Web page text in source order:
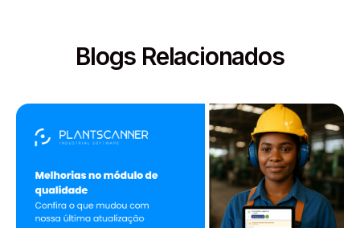
Blogs Relacionados